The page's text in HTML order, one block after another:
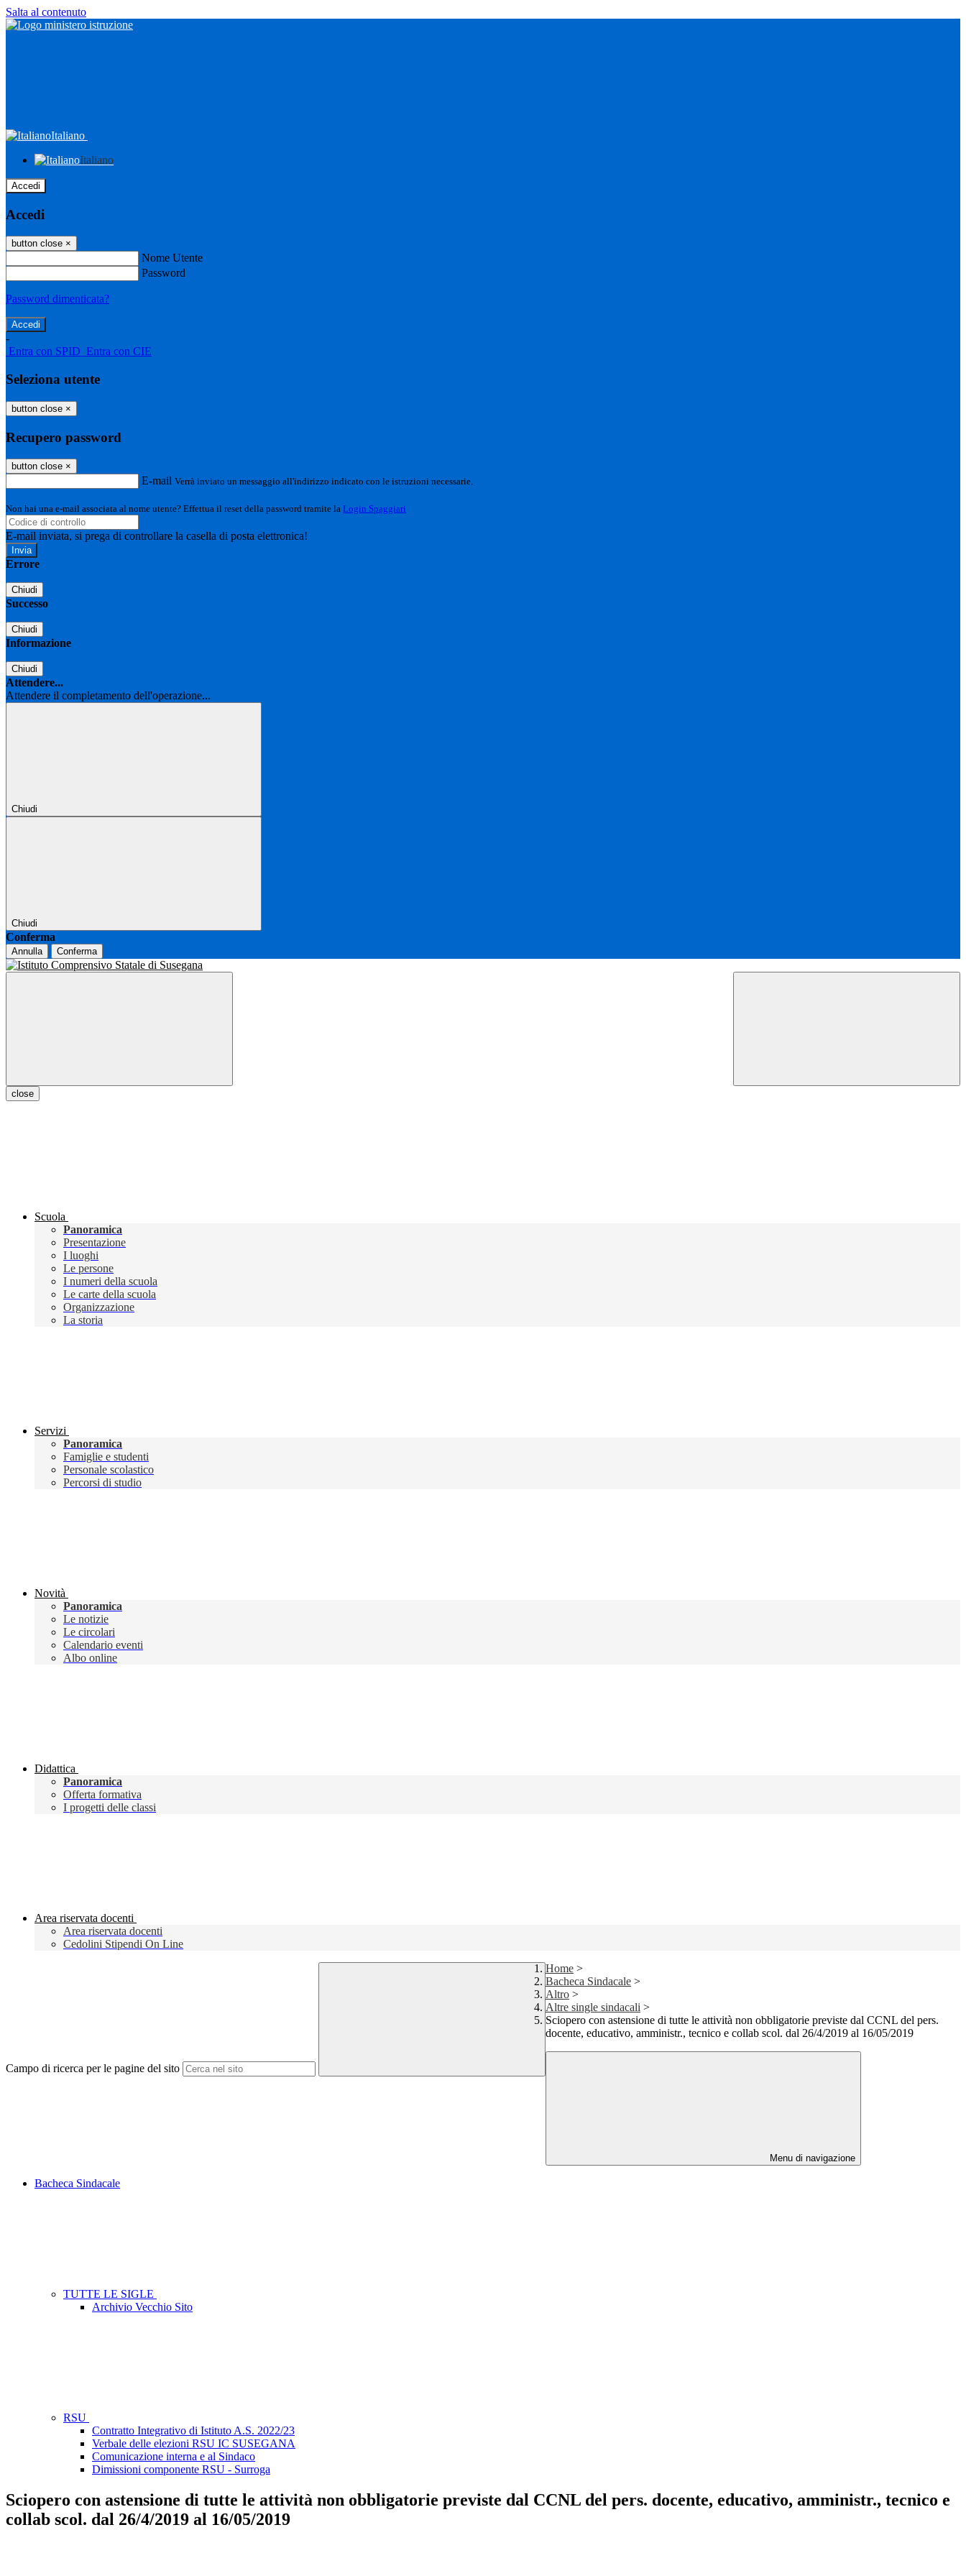
Salta al contenuto
Italiano
Italiano
Accedi
Accedi
button close ×
Nome Utente
Password
Password dimenticata?
-
Entra con SPID Entra con CIE
Seleziona utente
button close ×
Recupero password
button close ×
E-mail Verrà inviato un messaggio all'indirizzo indicato con le istruzioni necessarie.
Non hai una e-mail associata al nome utente? Effettua il reset della password tramite la Login Spaggiari
E-mail inviata, si prega di controllare la casella di posta elettronica!
Errore
Chiudi
Successo
Chiudi
Informazione
Chiudi
Attendere...
Attendere il completamento dell'operazione...
Chiudi
Chiudi
Conferma
Annulla Conferma
close
Scuola
Panoramica
Presentazione
I luoghi
Le persone
I numeri della scuola
Le carte della scuola
Organizzazione
La storia
Servizi
Panoramica
Famiglie e studenti
Personale scolastico
Percorsi di studio
Novità
Panoramica
Le notizie
Le circolari
Calendario eventi
Albo online
Didattica
Panoramica
Offerta formativa
I progetti delle classi
Area riservata docenti
Area riservata docenti
Cedolini Stipendi On Line
Campo di ricerca per le pagine del sito
Home >
Bacheca Sindacale >
Altro >
Altre single sindacali >
Sciopero con astensione di tutte le attività non obbligatorie previste dal CCNL del pers.
docente, educativo, amministr., tecnico e collab scol. dal 26/4/2019 al 16/05/2019
Menu di navigazione
Bacheca Sindacale
TUTTE LE SIGLE
Archivio Vecchio Sito
RSU
Contratto Integrativo di Istituto A.S. 2022/23
Verbale delle elezioni RSU IC SUSEGANA
Comunicazione interna e al Sindaco
Dimissioni componente RSU - Surroga
Sciopero con astensione di tutte le attività non obbligatorie previste dal CCNL del pers. docente, educativo, amministr., tecnico e
collab scol. dal 26/4/2019 al 16/05/2019